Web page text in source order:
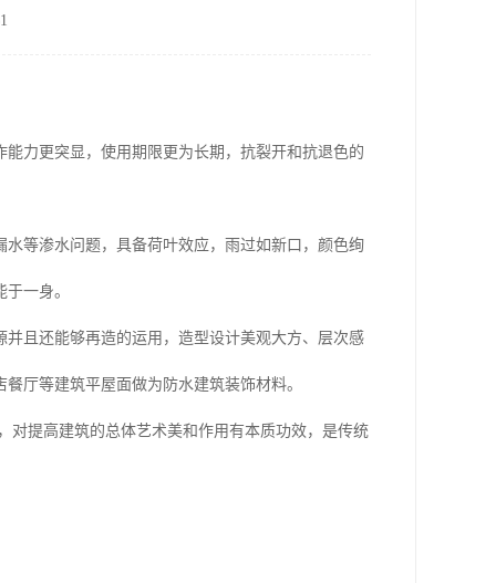
力更突显，使用期限更为长期，抗裂开和抗退色的
等渗水问题，具备荷叶效应，雨过如新口，颜色绚
一身。
且还能够再造的运用，造型设计美观大方、层次感
厅等建筑平屋面做为防水建筑装饰材料。
对提高建筑的总体艺术美和作用有本质功效，是传统